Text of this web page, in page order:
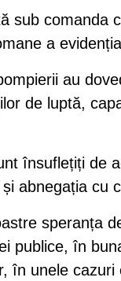
sub
a
au
de luptă,
însuflețiți de
abnegația cu
speranța
publice, în
în unele cazuri